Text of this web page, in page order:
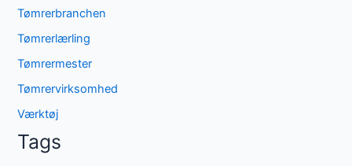
Tømrerbranchen
Tømrerlærling
Tømrermester
Tømrervirksomhed
Værktøj
Tags